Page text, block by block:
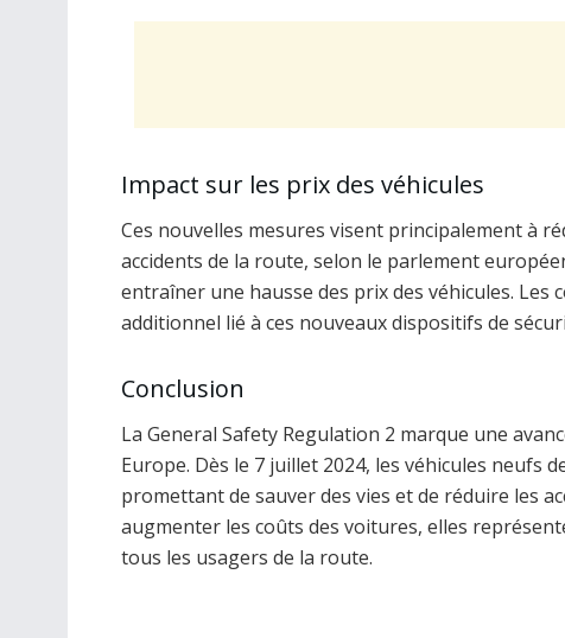
Impact sur les prix des véhicules
Ces nouvelles mesures visent principalement à
accidents de la route, selon le parlement
entraîner une hausse des prix des véhicules.
additionnel lié à ces nouveaux dispositifs de
Conclusion
La General Safety Regulation 2 marque une
Europe. Dès le 7 juillet 2024, les véhicules neufs
promettant de sauver des vies et de réduire les
augmenter les coûts des voitures, elles
tous les usagers de la route.